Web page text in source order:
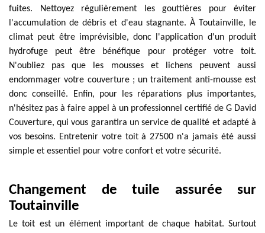
fuites. Nettoyez régulièrement les gouttières pour éviter
l'accumulation de débris et d'eau stagnante. À Toutainville, le
climat peut être imprévisible, donc l'application d'un produit
hydrofuge peut être bénéfique pour protéger votre toit.
N'oubliez pas que les mousses et lichens peuvent aussi
endommager votre couverture ; un traitement anti-mousse est
donc conseillé. Enfin, pour les réparations plus importantes,
n'hésitez pas à faire appel à un professionnel certifié de G David
Couverture, qui vous garantira un service de qualité et adapté à
vos besoins. Entretenir votre toit à 27500 n'a jamais été aussi
simple et essentiel pour votre confort et votre sécurité.
Changement de tuile assurée sur
Toutainville
Le toit est un élément important de chaque habitat. Surtout